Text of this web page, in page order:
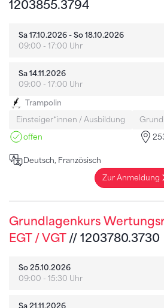
1203855.3794
Sa 17.10.2026 - So 18.10.2026
09:00 - 17:00 Uhr
Sa 14.11.2026
09:00 - 17:00 Uhr
Trampolin
Einsteiger*innen / Ausbildung
offen
Deutsch, Französisch
Zur Anmeldung
Grundlagenkurs
EGT / VGT// 1203780.3730
So 25.10.2026
09:00 - 15:30 Uhr
Sa 21.11.2026